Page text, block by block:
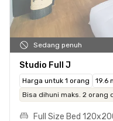
Sedang penuh
Studio Full J
Harga untuk 1 orang
19.6
Bisa dihuni maks. 2 orang
Full Size Bed